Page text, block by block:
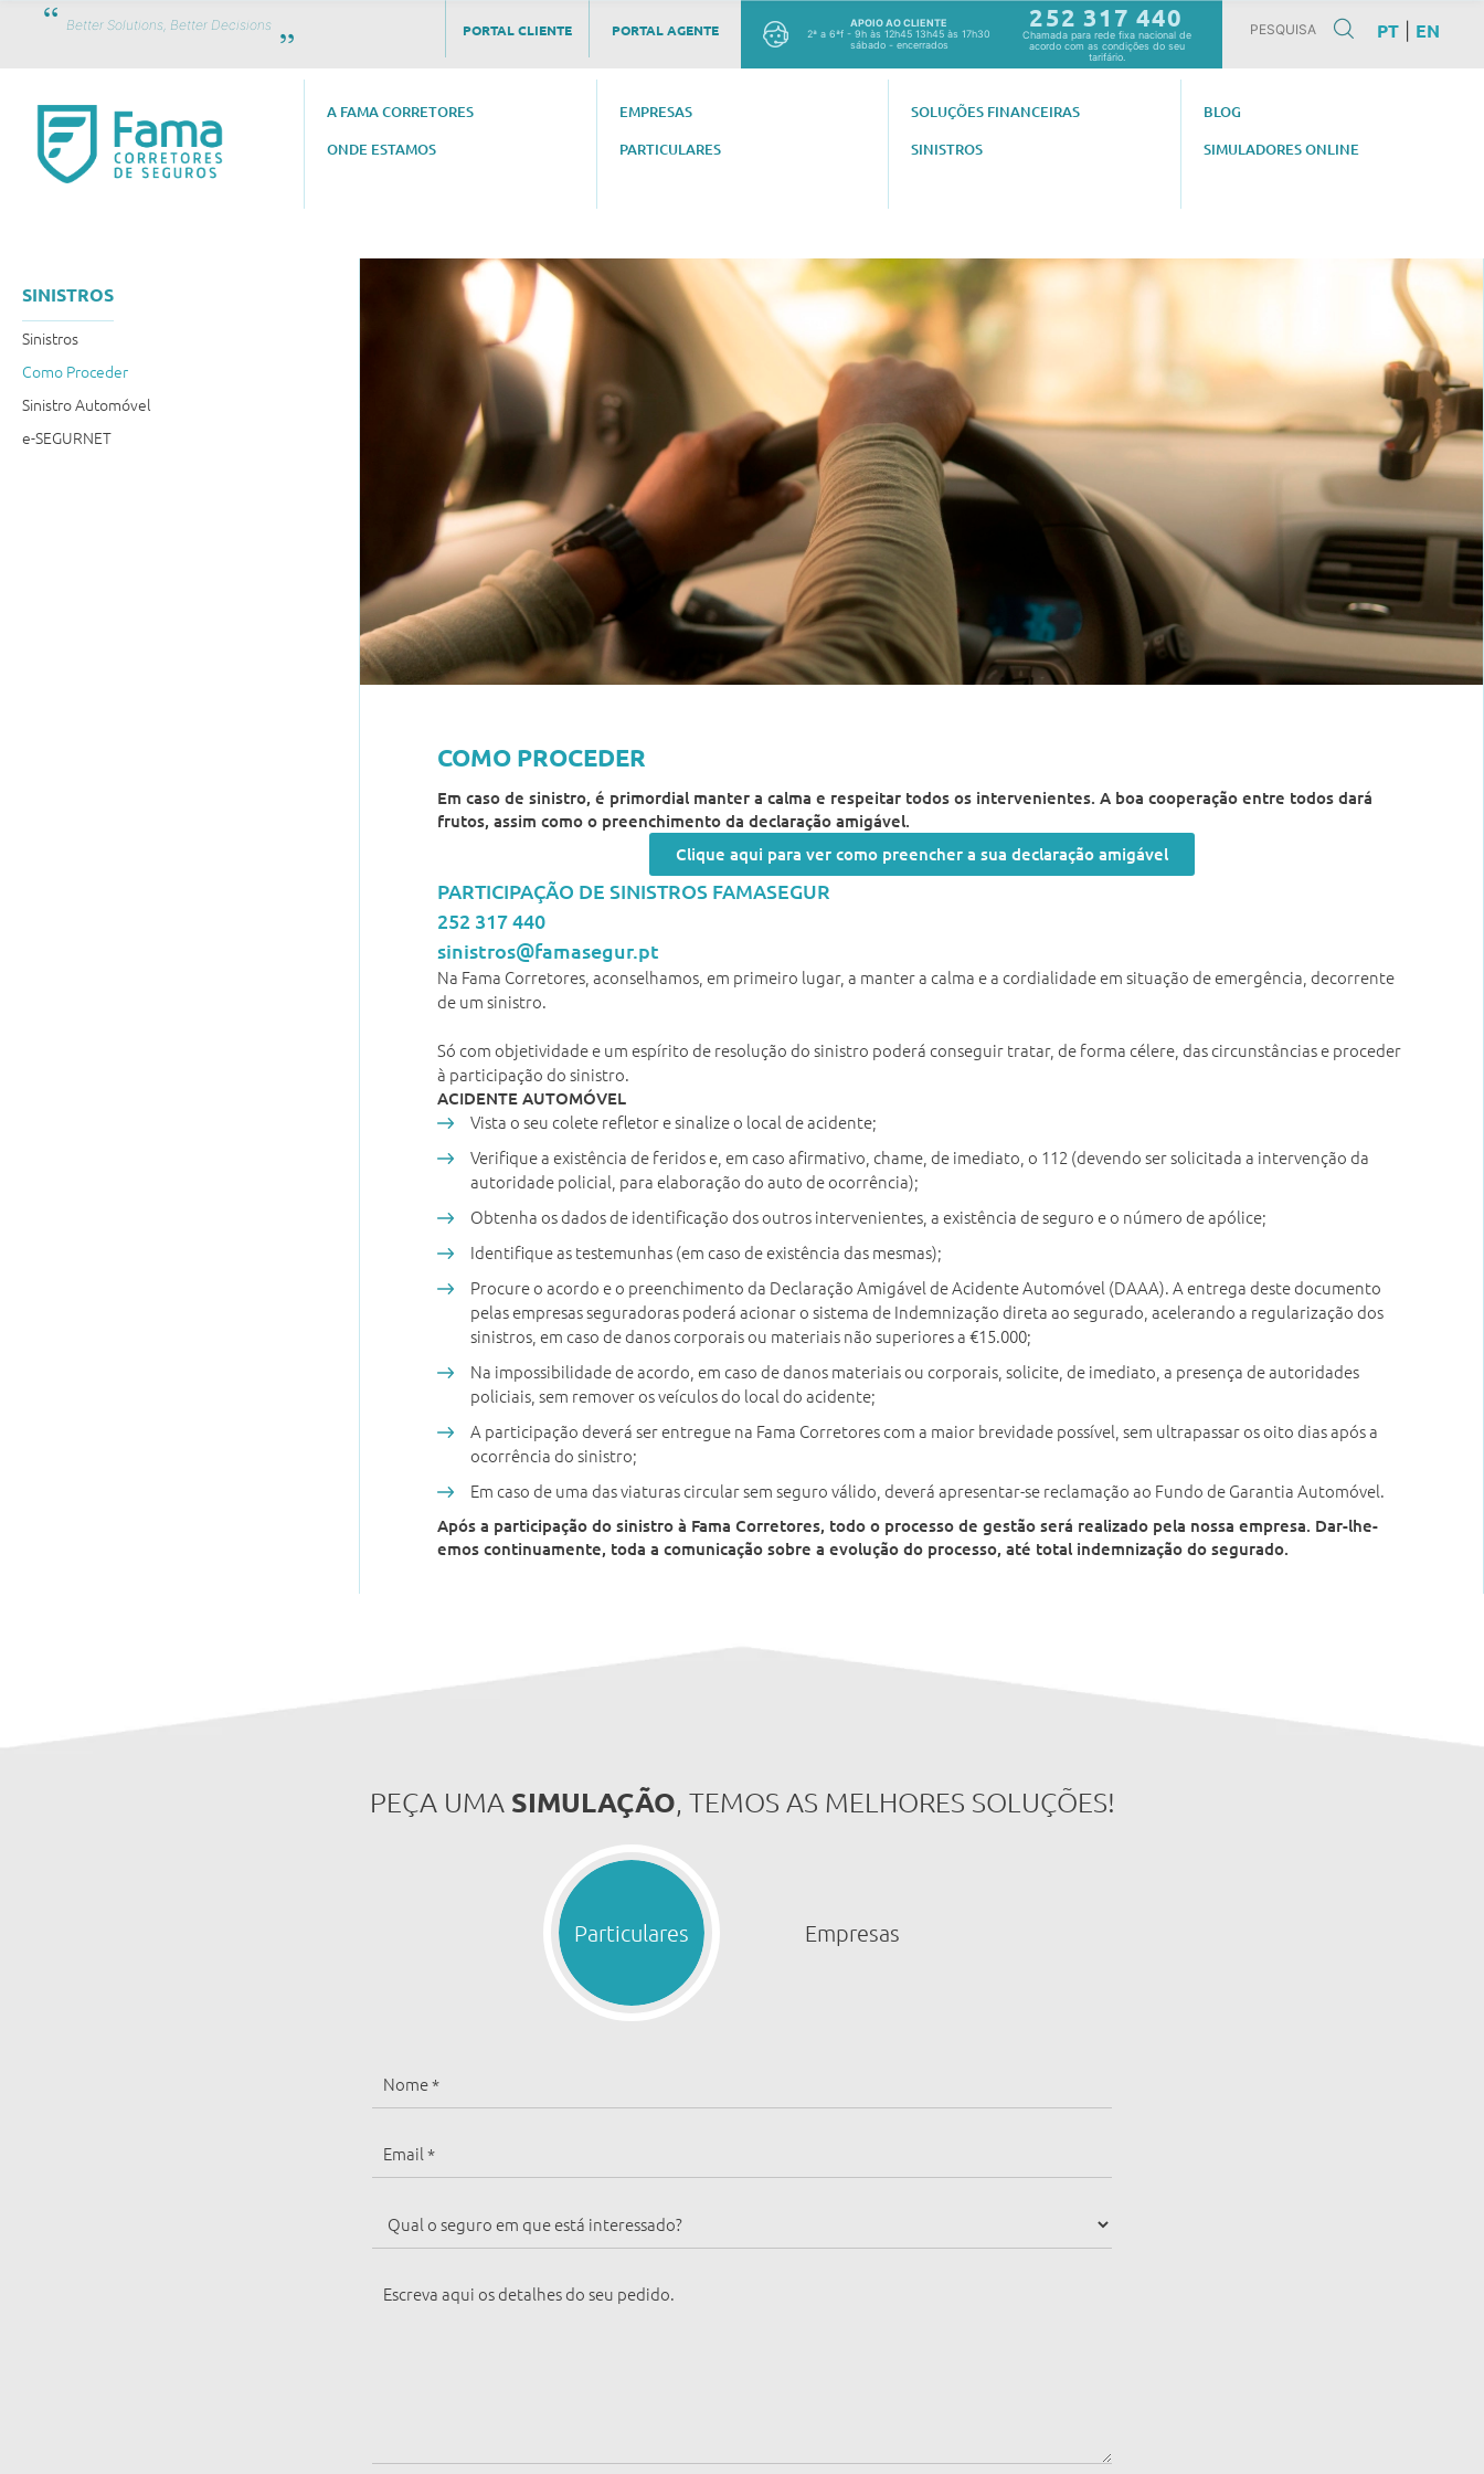
Better Solutions, Better Decisions PORTAL CLIENTE PORTAL AGENTE
APOIO AO CLIENTE
2ª a 6ªf - 9h às 12h45 13h45 às 17h30
sábado - encerrados
252 317 440
Chamada para rede fixa nacional de
acordo com as condições do seu
tarifário.
PT EN
A FAMA CORRETORES
ONDE ESTAMOS
EMPRESAS
PARTICULARES
SOLUÇÕES FINANCEIRAS
SINISTROS
BLOG
SIMULADORES ONLINE
SINISTROS
Sinistros
Como Proceder
Sinistro Automóvel
e-SEGURNET
COMO PROCEDER
Em caso de sinistro, é primordial manter a calma e respeitar todos os intervenientes. A boa cooperação entre todos dará
frutos, assim como o preenchimento da declaração amigável.
Clique aqui para ver como preencher a sua declaração amigável
PARTICIPAÇÃO DE SINISTROS FAMASEGUR
252 317 440
sinistros@famasegur.pt
Na Fama Corretores, aconselhamos, em primeiro lugar, a manter a calma e a cordialidade em situação de emergência, decorrente
de um sinistro.
Só com objetividade e um espírito de resolução do sinistro poderá conseguir tratar, de forma célere, das circunstâncias e proceder
à participação do sinistro.
ACIDENTE AUTOMÓVEL
Vista o seu colete refletor e sinalize o local de acidente;
Verifique a existência de feridos e, em caso afirmativo, chame, de imediato, o 112 (devendo ser solicitada a intervenção da
autoridade policial, para elaboração do auto de ocorrência);
Obtenha os dados de identificação dos outros intervenientes, a existência de seguro e o número de apólice;
Identifique as testemunhas (em caso de existência das mesmas);
Procure o acordo e o preenchimento da Declaração Amigável de Acidente Automóvel (DAAA). A entrega deste documento
pelas empresas seguradoras poderá acionar o sistema de Indemnização direta ao segurado, acelerando a regularização dos
sinistros, em caso de danos corporais ou materiais não superiores a €15.000;
Na impossibilidade de acordo, em caso de danos materiais ou corporais, solicite, de imediato, a presença de autoridades
policiais, sem remover os veículos do local do acidente;
A participação deverá ser entregue na Fama Corretores com a maior brevidade possível, sem ultrapassar os oito dias após a
ocorrência do sinistro;
Em caso de uma das viaturas circular sem seguro válido, deverá apresentar-se reclamação ao Fundo de Garantia Automóvel.
Após a participação do sinistro à Fama Corretores, todo o processo de gestão será realizado pela nossa empresa. Dar-lhe-
emos continuamente, toda a comunicação sobre a evolução do processo, até total indemnização do segurado.
PEÇA UMA SIMULAÇÃO, TEMOS AS MELHORES SOLUÇÕES!
Particulares Empresas